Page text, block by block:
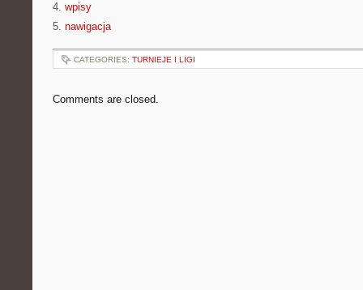
4. wpisy
5. nawigacja
CATEGORIES: TURNIEJE I LIGI
Comments are closed.